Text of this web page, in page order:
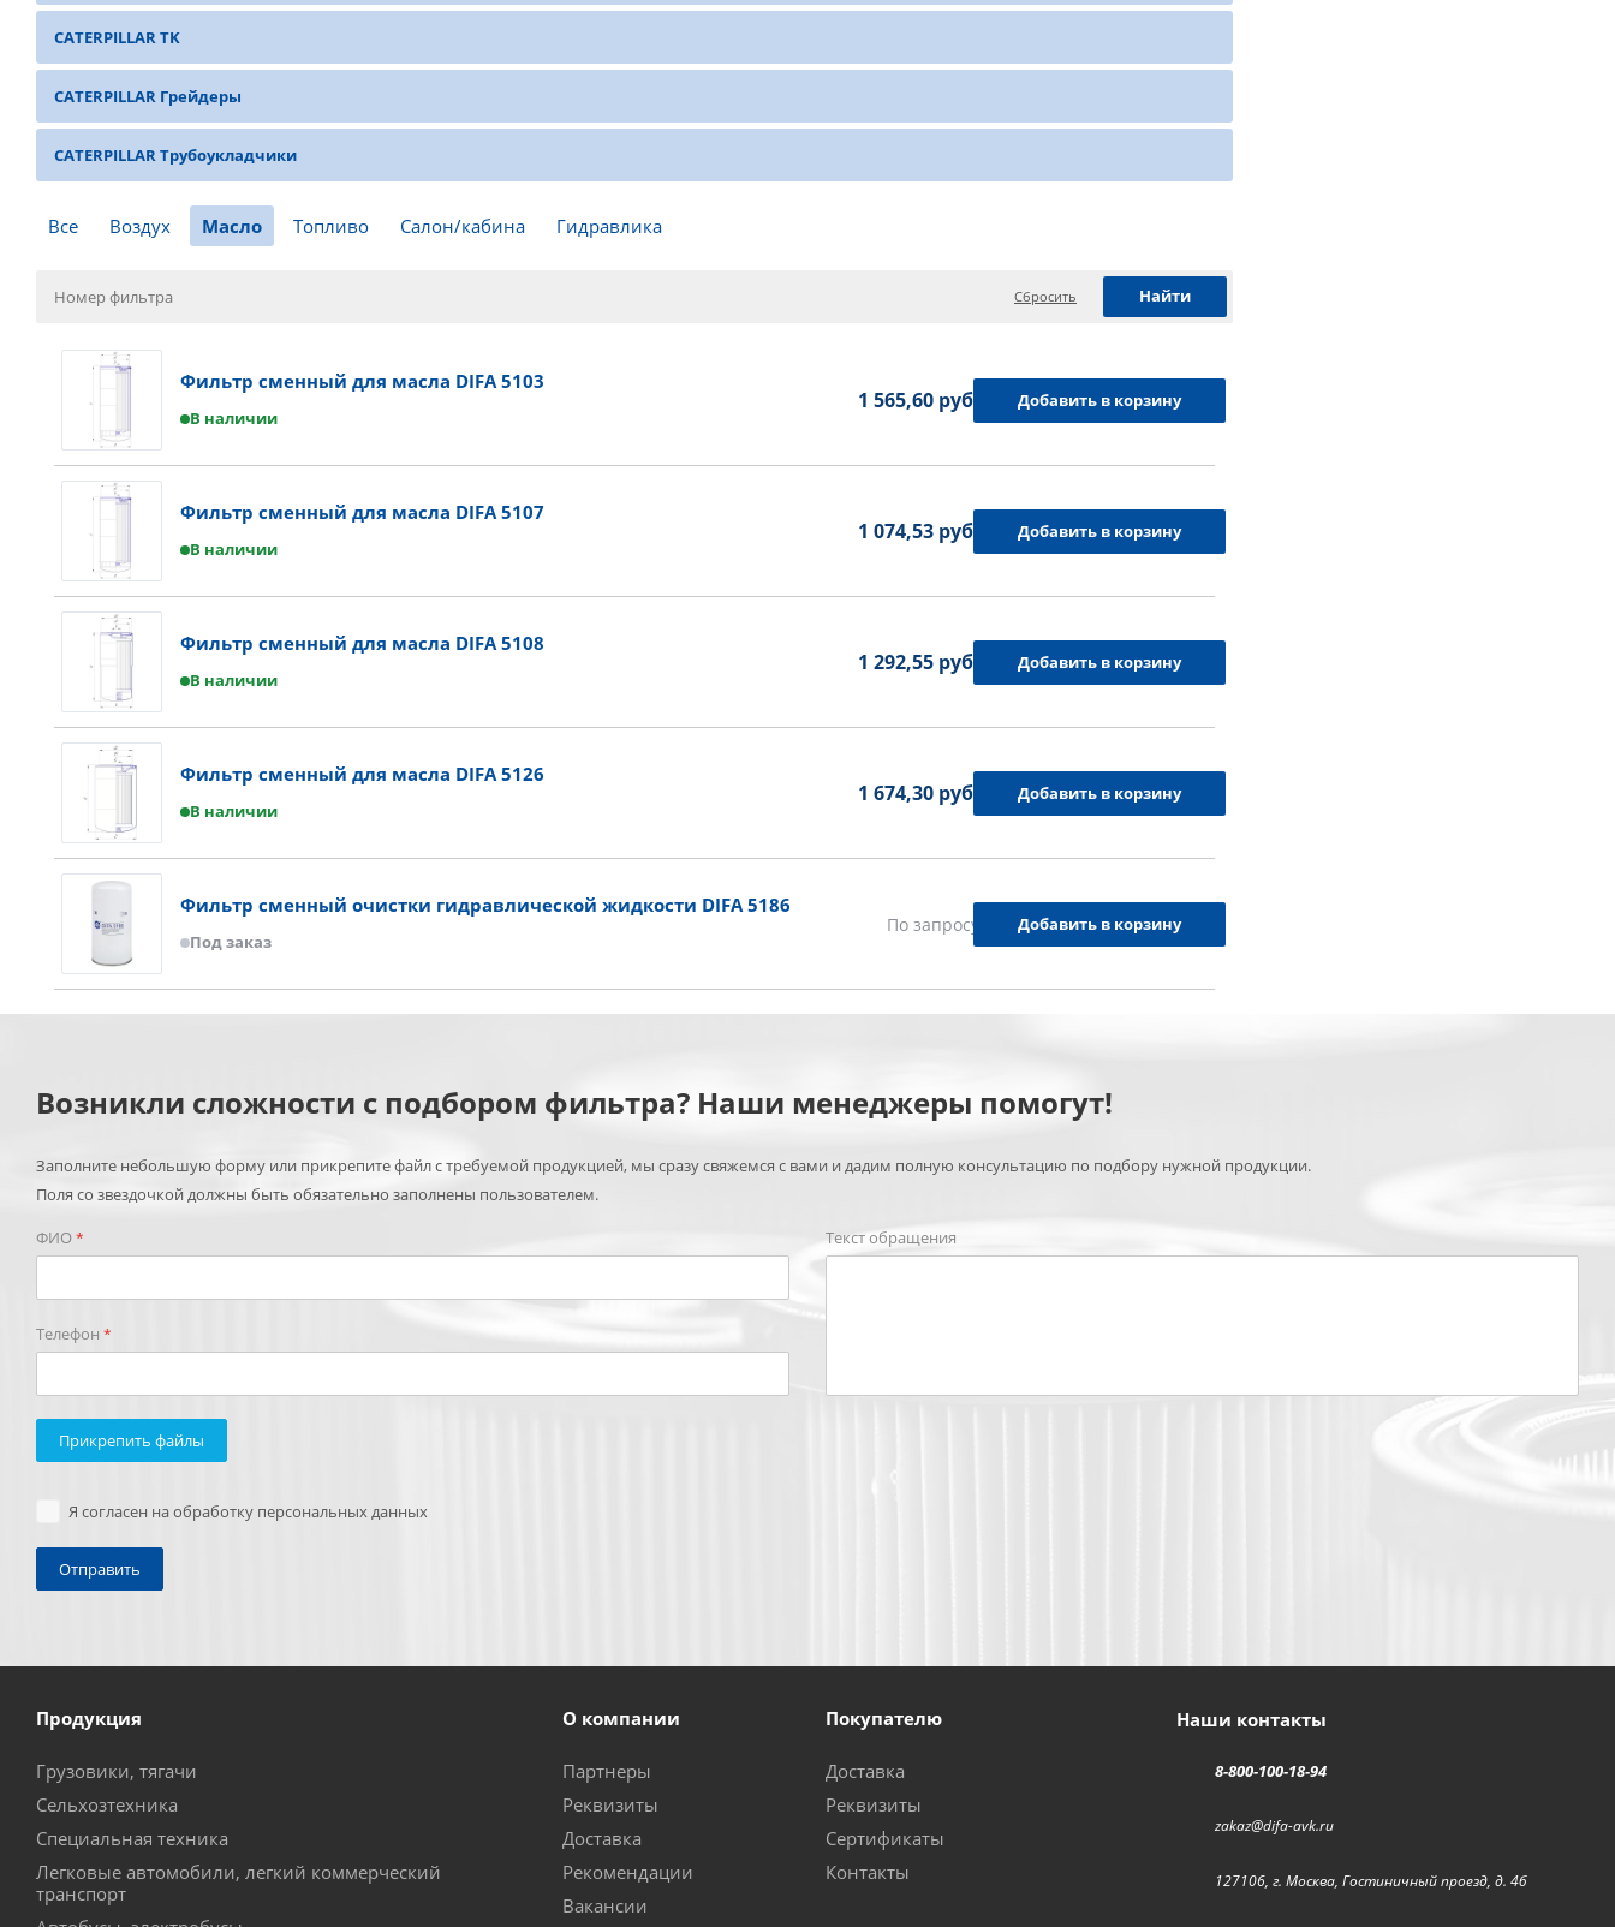
CATERPILLAR TK
CATERPILLAR Грейдеры
CATERPILLAR Трубоукладчики
Все Воздух Масло Топливо Салон/кабина Гидравлика
Сбросить
Фильтр сменный для масла DIFA 5103
В наличии
1 565,60 руб. Добавить в корзину
Фильтр сменный для масла DIFA 5107
В наличии
1 074,53 руб. Добавить в корзину
Фильтр сменный для масла DIFA 5108
В наличии
1 292,55 руб. Добавить в корзину
Фильтр сменный для масла DIFA 5126
В наличии
1 674,30 руб. Добавить в корзину
Фильтр сменный очистки гидравлической жидкости DIFA 5186
Под заказ
По запросу Добавить в корзину
Возникли сложности с подбором фильтра? Наши менеджеры помогут!
Заполните небольшую форму или прикрепите файл с требуемой продукцией, мы сразу свяжемся с вами и дадим полную консультацию по подбору нужной продукции.
Поля со звездочкой должны быть обязательно заполнены пользователем.
ФИО*
Телефон *
Текст обращения
Прикрепить файлы
Я согласен на обработку персональных данных
Продукция
Грузовики, тягачи
Сельхозтехника
Специальная техника
Легковые автомобили, легкий коммерческий
транспорт
О компании
Партнеры
Реквизиты
Доставка
Рекомендации
Вакансии
Покупателю
Доставка
Реквизиты
Сертификаты
Контакты
Наши контакты
8-800-100-18-94
zakaz@difa-avk.ru
127106, г. Москва, Гостиничный проезд, д. 4б